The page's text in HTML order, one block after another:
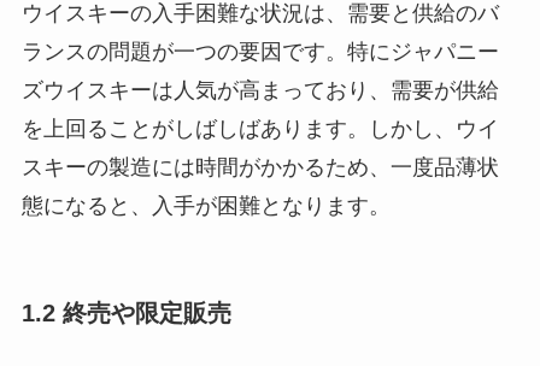
ウイスキーの入手困難な状況は、需要と供給のバ
ランスの問題が一つの要因です。特にジャパニー
ズウイスキーは人気が高まっており、需要が供給
を上回ることがしばしばあります。しかし、ウイ
スキーの製造には時間がかかるため、一度品薄状
態になると、入手が困難となります。
1.2 終売や限定販売